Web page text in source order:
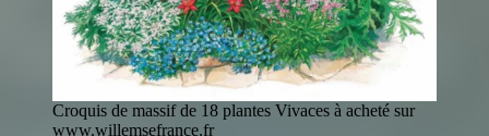
Croquis de massif de 18 plantes Vivaces à acheté sur
www.willemsefrance.fr